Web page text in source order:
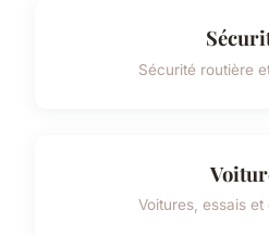
Sécurité routière
Voitures, essais